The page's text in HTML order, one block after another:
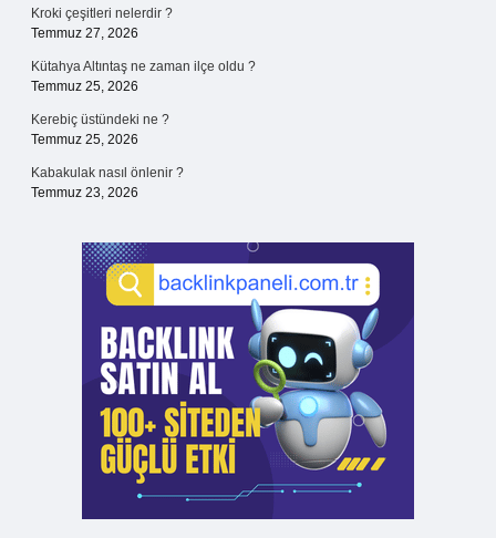
Kroki çeşitleri nelerdir ?
Temmuz 27, 2026
Kütahya Altıntaş ne zaman ilçe oldu ?
Temmuz 25, 2026
Kerebiç üstündeki ne ?
Temmuz 25, 2026
Kabakulak nasıl önlenir ?
Temmuz 23, 2026